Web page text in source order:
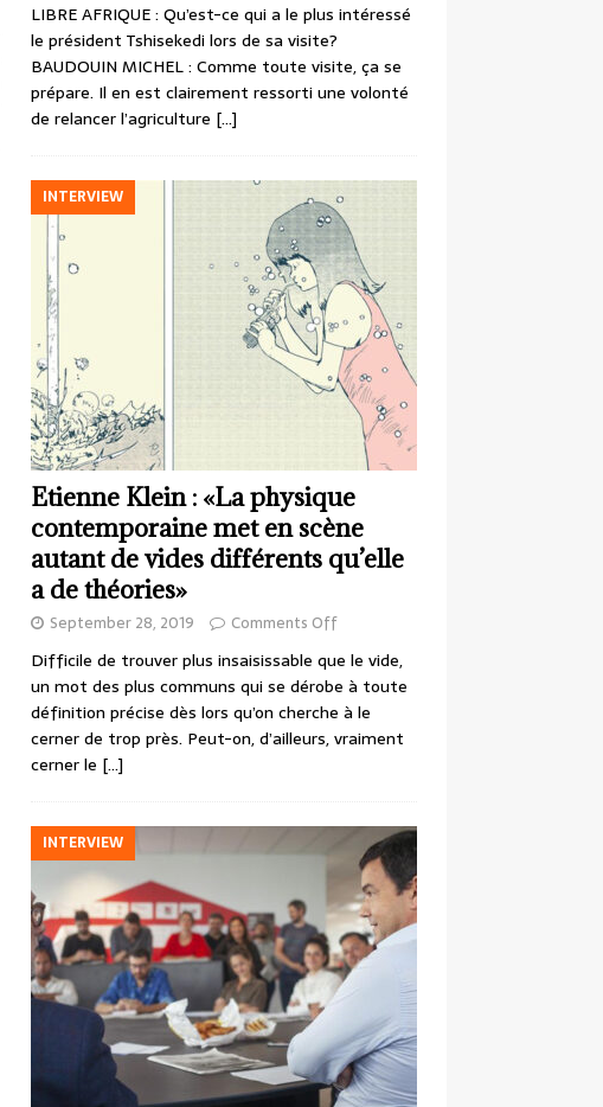
LIBRE AFRIQUE : Qu’est-ce qui a le plus intéressé
le président Tshisekedi lors de sa visite?
BAUDOUIN MICHEL : Comme toute visite, ça se
prépare. Il en est clairement ressorti une volonté
de relancer l’agriculture […]
INTERVIEW
Etienne Klein : «La physique
contemporaine met en scène
autant de vides différents qu’elle
a de théories»
September 28, 2019 Comments Off
Difficile de trouver plus insaisissable que le vide,
un mot des plus communs qui se dérobe à toute
définition précise dès lors qu’on cherche à le
cerner de trop près. Peut-on, d’ailleurs, vraiment
cerner le […]
INTERVIEW